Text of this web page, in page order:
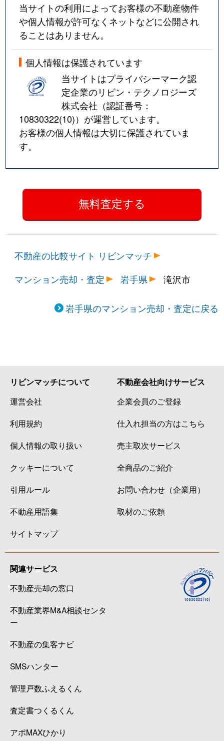
当サイトの利用によってお客様の不動産物件
や個人情報が許可なくネットなどに公開され
ることはありません。
個人情報は保護されています
当サイトはプライバシーマーク認
定企業のリビン・テクノロジーズ
株式会社（認証番号：
10830322(10)）が運営しています。
お客様の個人情報は大切に保護されていま
す。
不動産の比較サイト リビンマッチ
マンション売却・査定
岩手県 滝沢市
岩手県のマンション売却・査定に戻る
リビンマッチについて
運営会社
利用規約
個人情報の取り扱い
クッキーについて
引用ルール
不動産用語集
サイトマップ
不動産会社向けサービス
企業会員のご登録
仕入れ担当の方はこちら
売主取次サービス
全商品のご紹介
お問い合わせ（企業用）
取材のご依頼
関連サービス
不動産売却の窓口
不動産業界M&A相談センタ
ー
不動産の集客ナビ
SMSハンター
管理戸数ふえるくん
査定書つくるくん
アポMAXひかり